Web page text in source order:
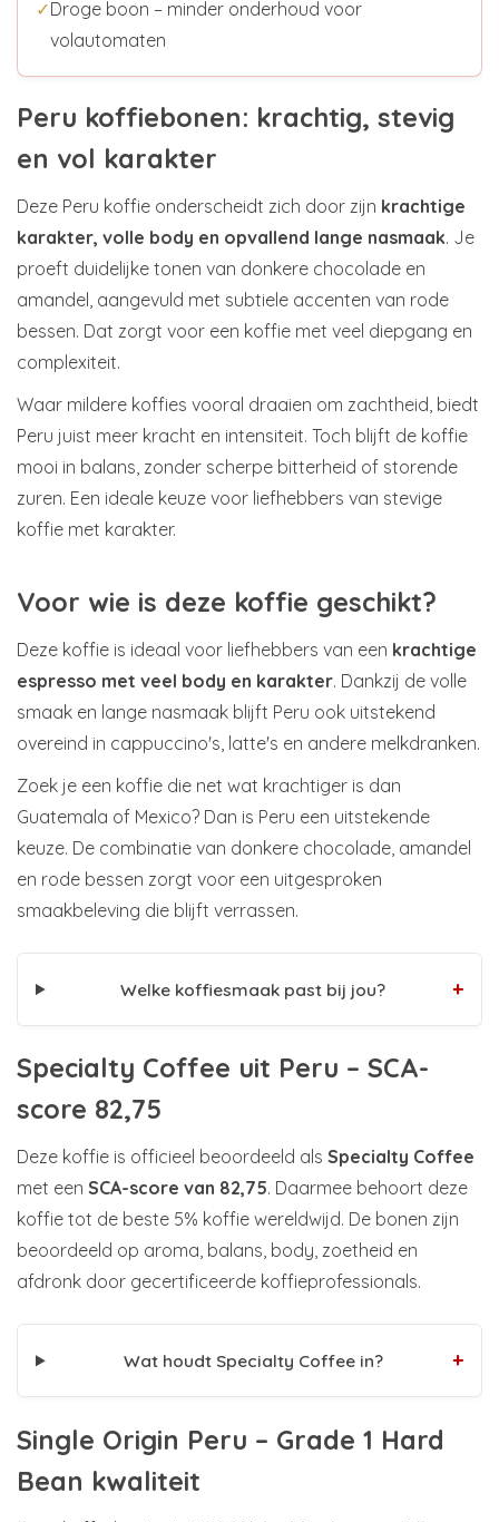
✓Droge boon – minder onderhoud voor
volautomaten
Peru koffiebonen: krachtig, stevig
en vol karakter
Deze Peru koffie onderscheidt zich door zijn krachtige
karakter, volle body en opvallend lange nasmaak. Je
proeft duidelijke tonen van donkere chocolade en
amandel, aangevuld met subtiele accenten van rode
bessen. Dat zorgt voor een koffie met veel diepgang en
complexiteit.
Waar mildere koffies vooral draaien om zachtheid, biedt
Peru juist meer kracht en intensiteit. Toch blijft de koffie
mooi in balans, zonder scherpe bitterheid of storende
zuren. Een ideale keuze voor liefhebbers van stevige
koffie met karakter.
Voor wie is deze koffie geschikt?
Deze koffie is ideaal voor liefhebbers van een krachtige
espresso met veel body en karakter. Dankzij de volle
smaak en lange nasmaak blijft Peru ook uitstekend
overeind in cappuccino's, latte's en andere melkdranken.
Zoek je een koffie die net wat krachtiger is dan
Guatemala of Mexico? Dan is Peru een uitstekende
keuze. De combinatie van donkere chocolade, amandel
en rode bessen zorgt voor een uitgesproken
smaakbeleving die blijft verrassen.
Welke koffiesmaak past bij jou? +
Specialty Coffee uit Peru – SCA-
score 82,75
Deze koffie is officieel beoordeeld als Specialty Coffee
met een SCA-score van 82,75. Daarmee behoort deze
koffie tot de beste 5% koffie wereldwijd. De bonen zijn
beoordeeld op aroma, balans, body, zoetheid en
afdronk door gecertificeerde koffieprofessionals.
Wat houdt Specialty Coffee in? +
Single Origin Peru – Grade 1 Hard
Bean kwaliteit